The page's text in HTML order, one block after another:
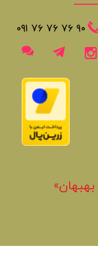
​​٩٠ ٧۶ ٧۶ ٧۶ ٠٩١